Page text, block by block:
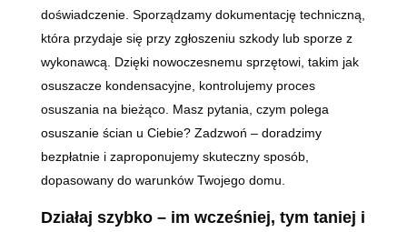
doświadczenie. Sporządzamy dokumentację techniczną,
która przydaje się przy zgłoszeniu szkody lub sporze z
wykonawcą. Dzięki nowoczesnemu sprzętowi, takim jak
osuszacze kondensacyjne, kontrolujemy proces
osuszania na bieżąco. Masz pytania, czym polega
osuszanie ścian u Ciebie? Zadzwoń – doradzimy
bezpłatnie i zaproponujemy skuteczny sposób,
dopasowany do warunków Twojego domu.
Działaj szybko – im wcześniej, tym taniej i